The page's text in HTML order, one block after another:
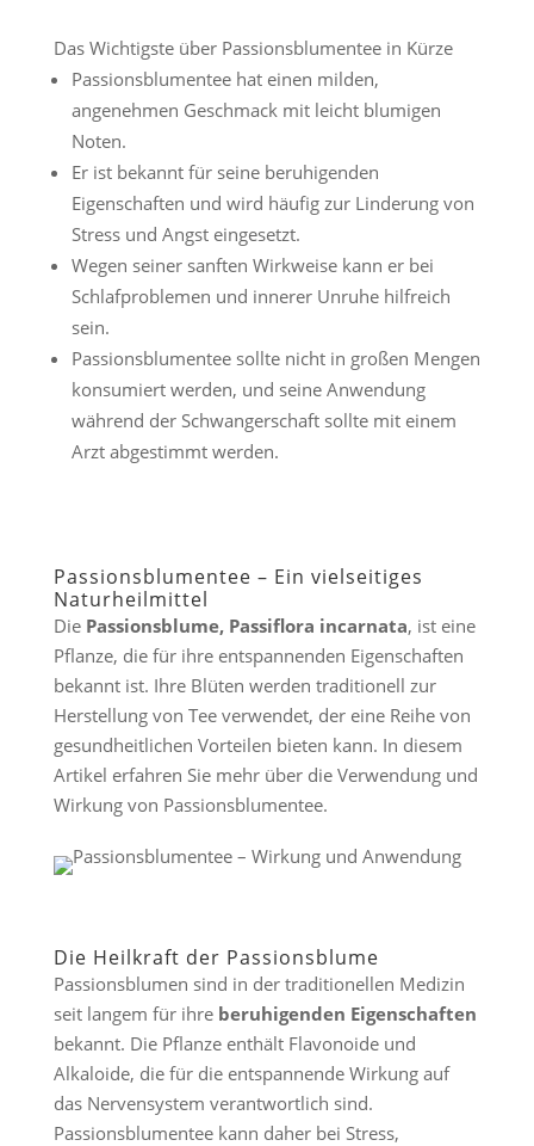
Das Wichtigste über Passionsblumentee in Kürze
Passionsblumentee hat einen milden,
angenehmen Geschmack mit leicht blumigen
Noten.
Er ist bekannt für seine beruhigenden
Eigenschaften und wird häufig zur Linderung von
Stress und Angst eingesetzt.
Wegen seiner sanften Wirkweise kann er bei
Schlafproblemen und innerer Unruhe hilfreich
sein.
Passionsblumentee sollte nicht in großen Mengen
konsumiert werden, und seine Anwendung
während der Schwangerschaft sollte mit einem
Arzt abgestimmt werden.
Passionsblumentee – Ein vielseitiges
Naturheilmittel
Die Passionsblume, Passiflora incarnata, ist eine
Pflanze, die für ihre entspannenden Eigenschaften
bekannt ist. Ihre Blüten werden traditionell zur
Herstellung von Tee verwendet, der eine Reihe von
gesundheitlichen Vorteilen bieten kann. In diesem
Artikel erfahren Sie mehr über die Verwendung und
Wirkung von Passionsblumentee.
Die Heilkraft der Passionsblume
Passionsblumen sind in der traditionellen Medizin
seit langem für ihre beruhigenden Eigenschaften
bekannt. Die Pflanze enthält Flavonoide und
Alkaloide, die für die entspannende Wirkung auf
das Nervensystem verantwortlich sind.
Passionsblumentee kann daher bei Stress,